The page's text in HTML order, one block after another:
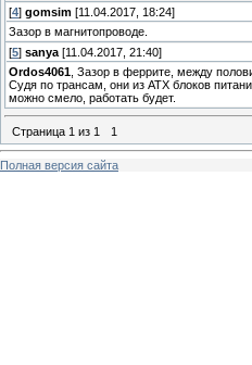
[4] gomsim [11.04.2017, 18:24]
Зазор в магнитопроводе.
[5] sanya [11.04.2017, 21:40]
Ordos4061 , Зазор в феррите, между
Судя по трансам, они из АТХ блоков
можно смело, работать будет.
Страница 1 из 1 1
Полная версия сайта